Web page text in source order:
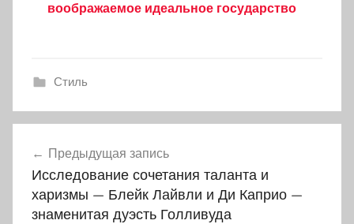
воображаемое идеальное государство
Стиль
по
записям
Предыдущая запись
Исследование сочетания таланта и
харизмы — Блейк Лайвли и Ди Каприо —
знаменитая дуэсть Голливуда